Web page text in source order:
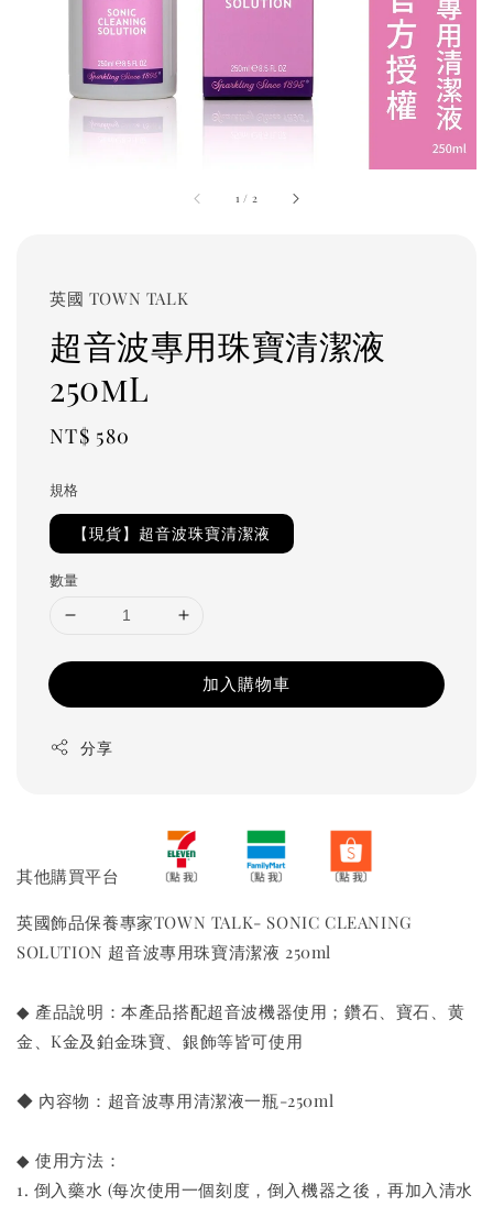
1 / 2
英國 TOWN TALK
超音波專用珠寶清潔液
250mL
Regular
NT$ 580
規格
【現貨】超音波珠寶清潔液
數量
加入購物車
分享
其他購買平台
英國飾品保養專家TOWN TALK- SONIC CLEANING
SOLUTION 超音波專用珠寶清潔液 250ml
◆ 產品說明：本產品搭配超音波機器使用；鑽石、寶石、黄
金、K金及鉑金珠寶、銀飾等皆可使用
◆ 內容物：超音波專用清潔液一瓶-250ml
◆ 使用方法：
1. 倒入藥水 (每次使用一個刻度，倒入機器之後，再加入清水